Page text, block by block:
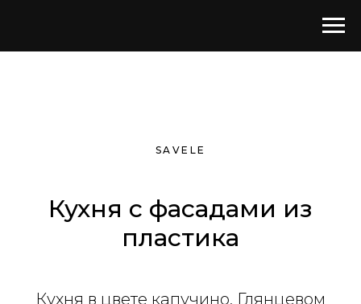
SAVELE
Кухня с фасадами из
пластика
Кухня в цвете капучино. Глянцевом